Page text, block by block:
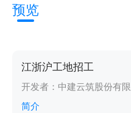
预览
江浙沪工地招工
开发者： 中建云筑股份有
简介